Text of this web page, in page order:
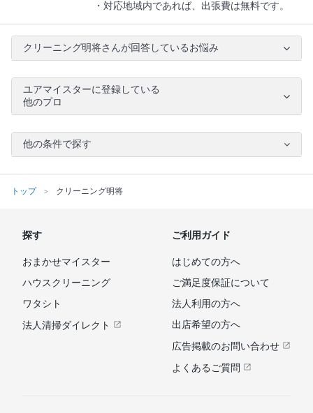
・対応地域内であれば、出張費は無料です。
クリーニング明将さんが回答しているお悩み
ユアマイスターに登録している
他のプロ
他の条件で探す
トップ クリーニング明将
探す
おまかせマイスター
ハウスクリーニング
ワタシト
法人清掃ダイレクト
ご利用ガイド
はじめての方へ
ご満足度保証について
法人利用の方へ
出店希望の方へ
広告掲載のお問い合わせ
よくあるご質問